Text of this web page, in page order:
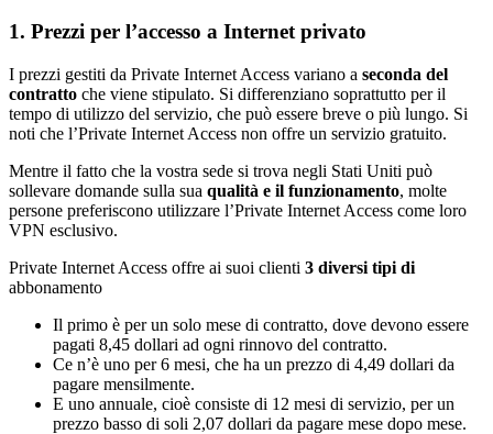
1. Prezzi per l’accesso a Internet privato
I prezzi gestiti da Private Internet Access variano a seconda del
contratto che viene stipulato. Si differenziano soprattutto per il
tempo di utilizzo del servizio, che può essere breve o più lungo. Si
noti che l’Private Internet Access non offre un servizio gratuito.
Mentre il fatto che la vostra sede si trova negli Stati Uniti può
sollevare domande sulla sua qualità e il funzionamento, molte
persone preferiscono utilizzare l’Private Internet Access come loro
VPN esclusivo.
Private Internet Access offre ai suoi clienti 3 diversi tipi di
abbonamento
Il primo è per un solo mese di contratto, dove devono essere
pagati 8,45 dollari ad ogni rinnovo del contratto.
Ce n’è uno per 6 mesi, che ha un prezzo di 4,49 dollari da
pagare mensilmente.
E uno annuale, cioè consiste di 12 mesi di servizio, per un
prezzo basso di soli 2,07 dollari da pagare mese dopo mese.